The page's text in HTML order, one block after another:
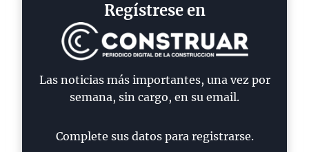
Regístrese en
Las noticias más importantes, una vez por
semana, sin cargo, en su email.
Complete sus datos para registrarse.